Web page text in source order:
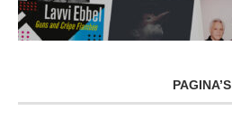
PAGINA’S